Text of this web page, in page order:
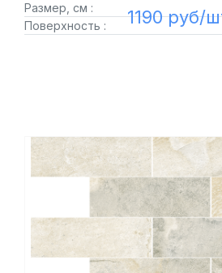
Размер, см :
Поверхность :
1190 руб/